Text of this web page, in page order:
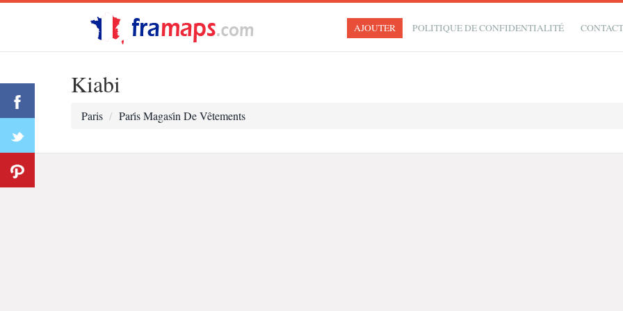
AJOUTER POLITIQUE DE CONFIDENTIALITÉ
Kiabi
Paris Pari̇s Magasi̇n De Vêtements